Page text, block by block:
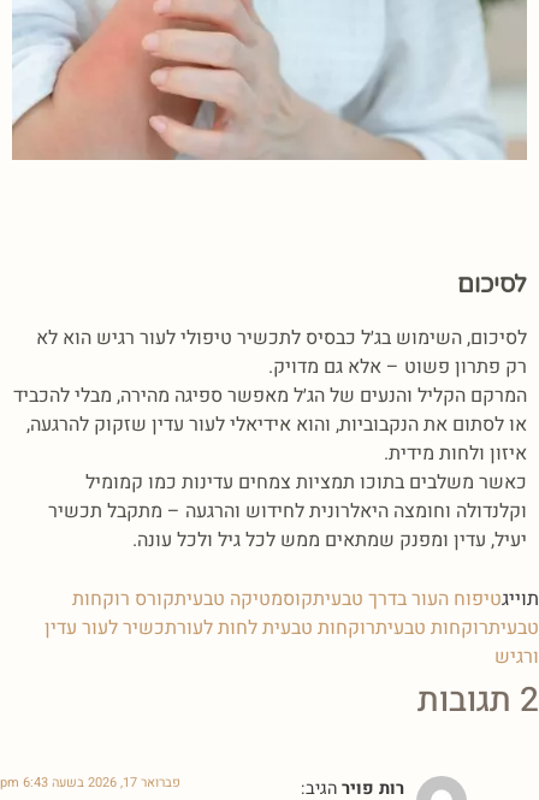
לסיכום
לסיכום, השימוש בג׳ל כבסיס לתכשיר טיפולי לעור רגיש הוא לא
רק פתרון פשוט – אלא גם מדויק.
המרקם הקליל והנעים של הג׳ל מאפשר ספיגה מהירה, מבלי להכביד
או לסתום את הנקבוביות, והוא אידיאלי לעור עדין שזקוק להרגעה,
איזון ולחות מידית.
כאשר משלבים בתוכו תמציות צמחים עדינות כמו קמומיל
וקלנדולה וחומצה היאלרונית לחידוש והרגעה – מתקבל תכשיר
יעיל, עדין ומפנק שמתאים ממש לכל גיל ולכל עונה.
תוייגטיפוח העור בדרך טבעיתקוסמטיקה טבעיתקורס רוקחות
טבעיתרוקחות טבעיתרוקחות טבעית לחות לעורתכשיר לעור עדין
ורגיש
2 תגובות
רות פוירהגיב: פברואר 17, 2026 בשעה 6:43 pm